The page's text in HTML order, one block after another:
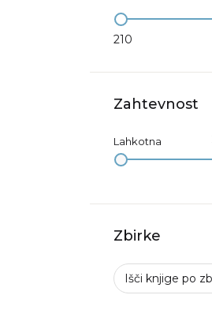
210
Zahtevnost
Lahkotna
Zbirke